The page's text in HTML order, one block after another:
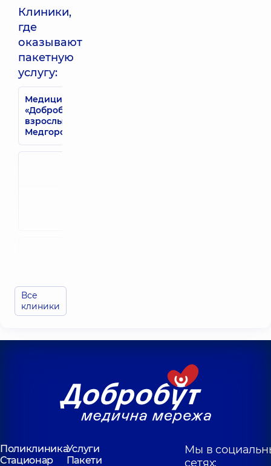
Клиники,
где
оказывают
пакетную
услугу:
Медицинский Центр
«Добробут» для
взрослых в
Медгородке
Софиевской
Борщаговке
Центр
«Добробут»
Медицинский
Центр
Все
клиники
ПоликлиникаУслуги
Стационар
Пакети
Мы в
сетях: